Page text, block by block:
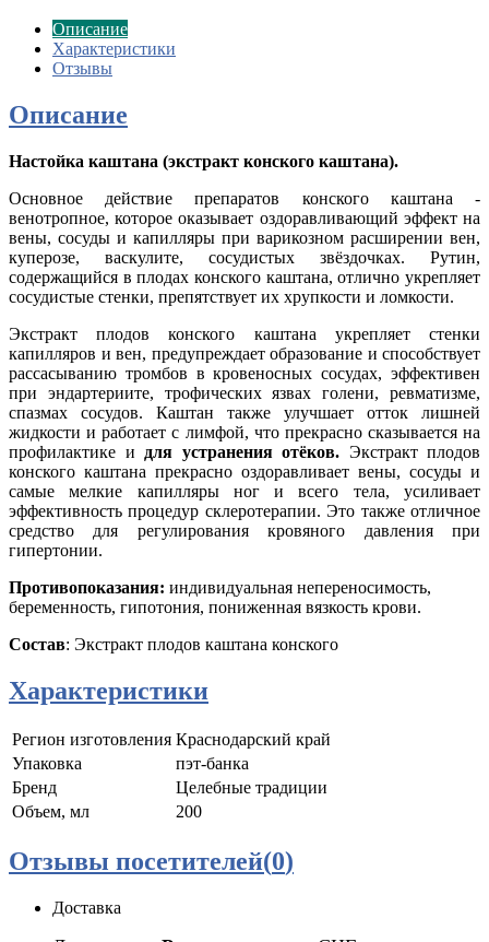
Описание
Характеристики
Отзывы
Описание
Настойка каштана (экстракт конского каштана).
Основное действие препаратов конского каштана -
венотропное, которое оказывает оздоравливающий эффект на
вены, сосуды и капилляры при варикозном расширении вен,
куперозе, васкулите, сосудистых звёздочках. Рутин,
содержащийся в плодах конского каштана, отлично укрепляет
сосудистые стенки, препятствует их хрупкости и ломкости.
Экстракт плодов конского каштана укрепляет стенки
капилляров и вен, предупреждает образование и способствует
рассасыванию тромбов в кровеносных сосудах, эффективен
при эндартериите, трофических язвах голени, ревматизме,
спазмах сосудов. Каштан также улучшает отток лишней
жидкости и работает с лимфой, что прекрасно сказывается на
профилактике и для устранения отёков. Экстракт плодов
конского каштана прекрасно оздоравливает вены, сосуды и
самые мелкие капилляры ног и всего тела, усиливает
эффективность процедур склеротерапии. Это также отличное
средство для регулирования кровяного давления при
гипертонии.
Противопоказания: индивидуальная непереносимость,
беременность, гипотония, пониженная вязкость крови.
Состав: Экстракт плодов каштана конского
Характеристики
Регион изготовления Краснодарский край
Упаковка
пэт-банка
Бренд
Целебные традиции
Объем, мл
200
Отзывы посетителей(0)
Доставка